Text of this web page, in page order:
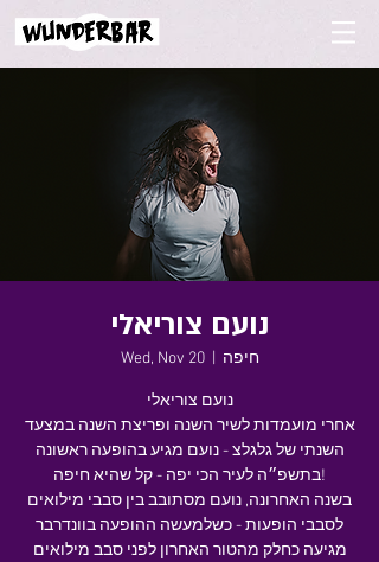
נועם צוריאלי
Wed, Nov 20
  |
חיפה
נועם צוריאלי
אחרי מועמדות לשיר השנה ופריצת השנה במצעד
השנתי של גלגלצ - נועם מגיע בהופעה ראשונה
בתשפ״ה לעיר הכי יפה - קל שהיא חיפה!
בשנה האחרונה, נועם מסתובב בין סבבי מילואים
לסבבי הופעות - כשלמעשה ההופעה בוונדרבר
מגיעה כחלק מהטור האחרון לפני סבב מילואים